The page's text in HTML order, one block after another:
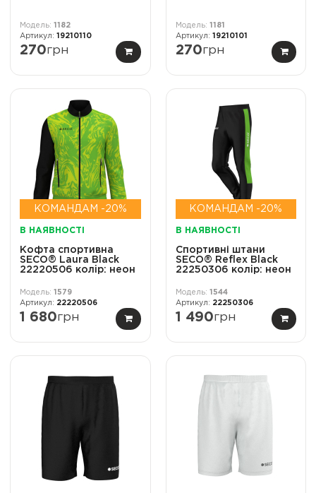
1182
19210110
270грн
1181
19210101
270грн
КОМАНДАМ -20%
В НАЯВНОСТІ
Кофта спортивна
SECO® Laura Black
22220506 колiр: неон
1579
22220506
1 680грн
КОМАНДАМ -20%
В НАЯВНОСТІ
Спортивні штани
SECO® Reflex Black
22250306 колiр: неон
1544
22250306
1 490грн